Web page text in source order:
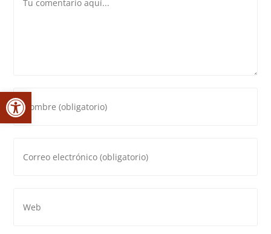
Introduce
tu
nombre
nombre
correo
Abrir barra de herramientas